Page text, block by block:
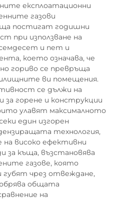
експлоатационни
газови
постигат годишни
при използване на
и пет и
което означава, че
гориво се превръща
ви помещения.
се дължи на
за горене и конструкции
улавят максималното
един изгорен
технология,
високо ефективни
за къща, възстановява
газове, която
чрез отвеждане,
общата
на